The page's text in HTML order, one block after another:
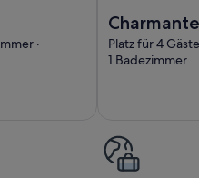
·
Garten - 5
Platz für 4
1 Badezimmer